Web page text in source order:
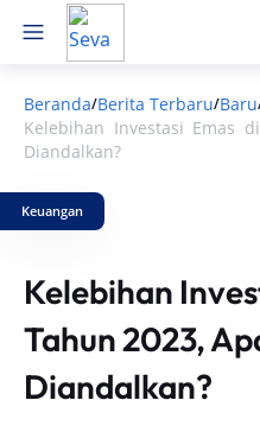
Beranda/Berita Terbaru/Baru
Kelebihan Investasi Emas
Diandalkan?
Keuangan
Kelebihan
Tahun 2023,
Diandalkan?